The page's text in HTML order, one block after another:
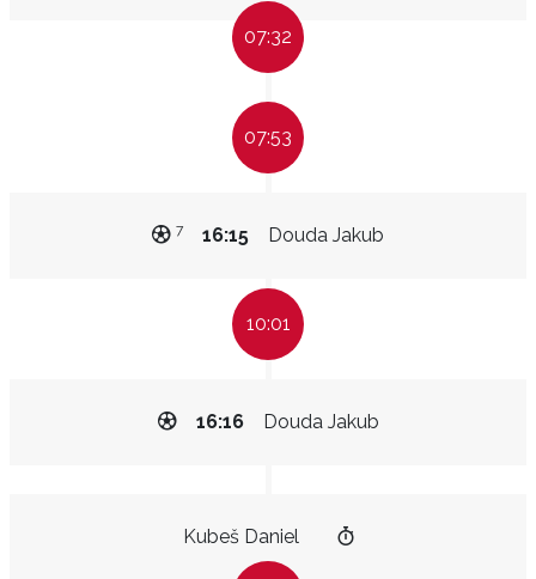
07:32
07:53
Douda Jakub
16:15
7
10:01
Douda Jakub
16:16
Kubeš Daniel